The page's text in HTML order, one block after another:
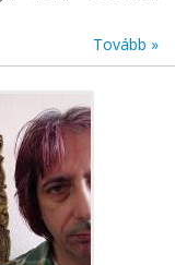
Tovább »